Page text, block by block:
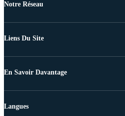
Notre Réseau
Liens Du Site
En Savoir Davantage
Langues